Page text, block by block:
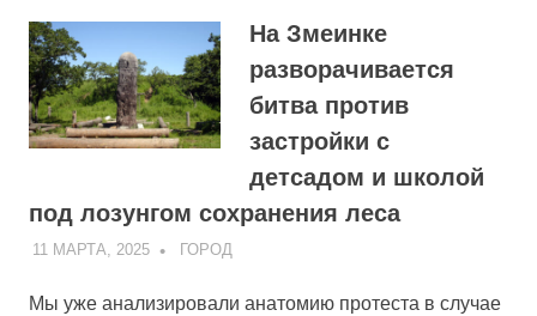
На Змеинке
разворачивается
битва против
застройки с
детсадом и школой
под лозунгом сохранения леса
11 МАРТА, 2025 ADMIN
ГОРОД
Мы уже анализировали анатомию протеста в случае